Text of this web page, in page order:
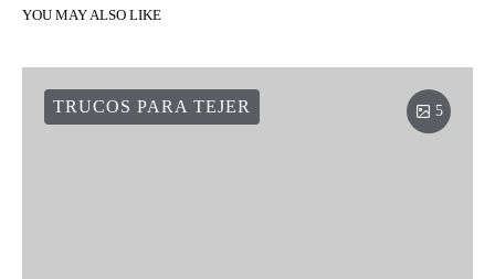
YOU MAY ALSO LIKE
TRUCOS PARA TEJER 5